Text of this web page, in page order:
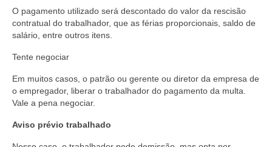
O pagamento utilizado será descontado do valor da rescisão
contratual do trabalhador, que as férias proporcionais, saldo de
salário, entre outros itens.
Tente negociar
Em muitos casos, o patrão ou gerente ou diretor da empresa de
o empregador, liberar o trabalhador do pagamento da multa.
Vale a pena negociar.
Aviso prévio trabalhado